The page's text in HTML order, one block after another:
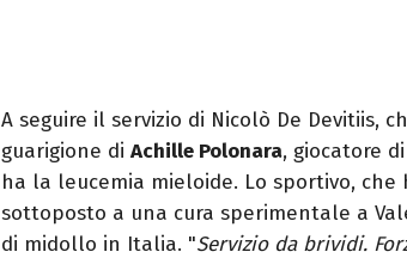
A seguire il servizio di Nicolò De Devitiis,
guarigione di Achille Polonara, giocatore
ha la leucemia mieloide. Lo sportivo,
sottoposto a una cura sperimentale a
di midollo in Italia. "Servizio da brividi.